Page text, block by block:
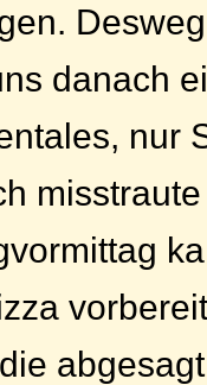
danach
nur